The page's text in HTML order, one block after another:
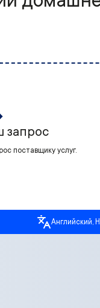
запрос
поставщику услуг.
Английский,